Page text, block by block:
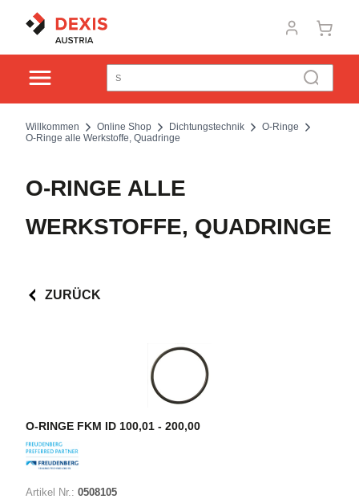
Willkommen Online Shop Dichtungstechnik
O-Ringe
O-Ringe alle Werkstoffe, Quadringe
O-RINGE ALLE
WERKSTOFFE, QUADRINGE
ZURÜCK
O-RINGE FKM ID 100,01 - 200,00
Artikel Nr.: 0508105